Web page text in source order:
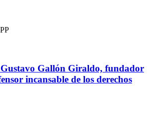
Gustavo Gallón Giraldo, fundador
incansable de los derechos